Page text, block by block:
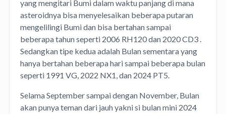
yang mengitari Bumi dalam waktu panjang di mana
asteroidnya bisa menyelesaikan beberapa putaran
mengelilingi Bumi dan bisa bertahan sampai
beberapa tahun seperti 2006 RH120 dan 2020 CD3 .
Sedangkan tipe kedua adalah Bulan sementara yang
hanya bertahan beberapa hari sampai beberapa bulan
seperti 1991 VG, 2022 NX1, dan 2024 PT5.
Selama September sampai dengan November, Bulan
akan punya teman dari jauh yakni si bulan mini 2024